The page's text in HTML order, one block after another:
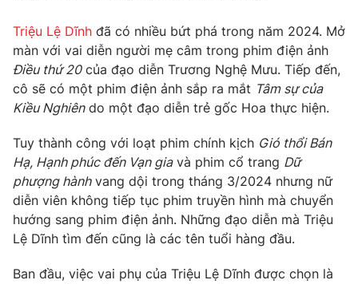
Tin tức
Thế giới đó đây
Câu chuyện quốc tế
Kinh tế
Tài chính
Thị trường
Góc doanh nghiệp
Dữ liệu và đời sống
Truyền hình
Phim VTV
Hậu trường
Nhân vật
Khán giả
Giải trí
Điện ảnh
Đời sống
Du lịch
Triệu Lệ Dĩnh đã có nhiều bứt phá trong năm 2024. Mở
màn với vai diễn người mẹ câm trong phim điện ảnh
Điều thứ 20của đạo diễn Trương Nghệ Mưu. Tiếp đến,
cô sẽ có một phim điện ảnh sắp ra mắt Tâm sự của
Kiều Nghiêndo một đạo diễn trẻ gốc Hoa thực hiện.
Tuy thành công với loạt phim chính kịch Gió thổi Bán
Hạ, Hạnh phúc đến Vạn giavà phim cổ trang Dữ
phượng hànhvang dội trong tháng 3/2024 nhưng nữ
diễn viên không tiếp tục phim truyền hình mà chuyển
hướng sang phim điện ảnh. Những đạo diễn mà Triệu
Lệ Dĩnh tìm đến cũng là các tên tuổi hàng đầu.
Ban đầu, việc vai phụ của Triệu Lệ Dĩnh được chọn là